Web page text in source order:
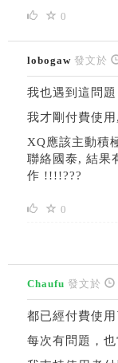
0
lobogaw 發文於
我也遇到這問
我才剛付費使
XQ應該主動積
聯絡國泰, 結果
作 !!!!???
0
Chaufu 發文於
都已經付費使
每次有問題，